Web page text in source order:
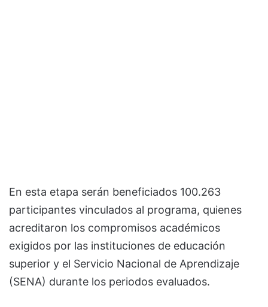
En esta etapa serán beneficiados 100.263
participantes vinculados al programa, quienes
acreditaron los compromisos académicos
exigidos por las instituciones de educación
superior y el Servicio Nacional de Aprendizaje
(SENA) durante los periodos evaluados.